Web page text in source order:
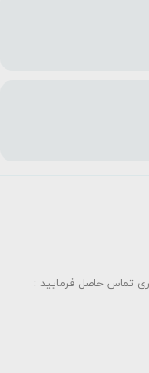
تماس حاصل فرمایید :